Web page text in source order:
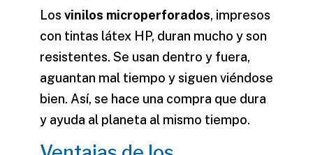
Los vinilos microperforados, impresos
con tintas látex HP, duran mucho y son
resistentes. Se usan dentro y fuera,
aguantan mal tiempo y siguen viéndose
bien. Así, se hace una compra que dura
y ayuda al planeta al mismo tiempo.